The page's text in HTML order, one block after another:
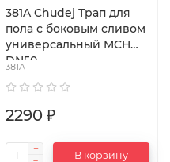
381A Chudej Трап для
пола с боковым сливом
универсальный MCH
DN50
381A
2290 ₽
В корзину